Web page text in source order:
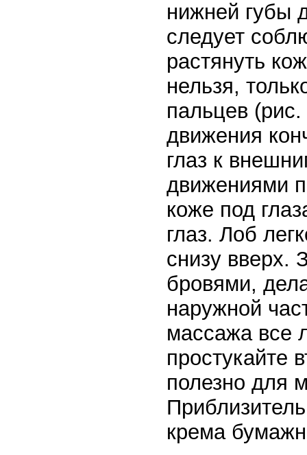
нижней губы
следует
растянуть
нельзя,
пальцев
движения
глаз к
движениями
коже под
глаз. Лоб
снизу вверх.
бровями,
наружной
массажа все
простукайте
полезно для
крема